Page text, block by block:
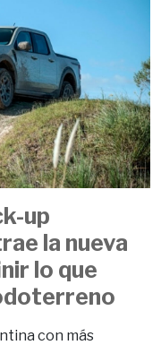
up
la nueva
lo que
con más